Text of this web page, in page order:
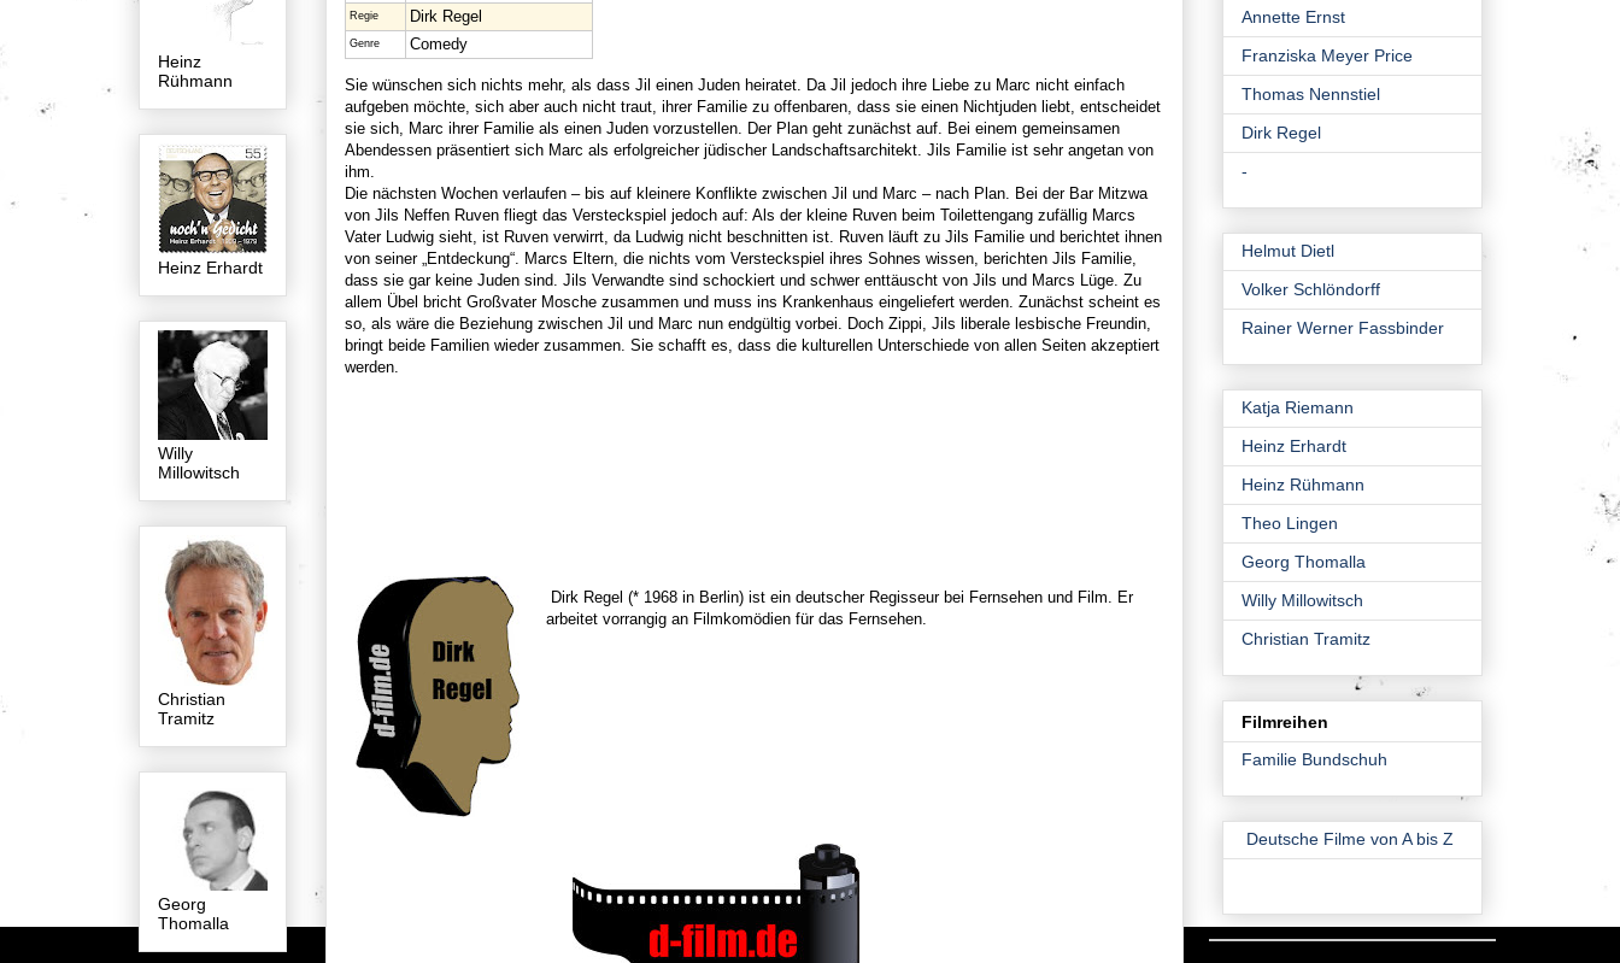
Regie Dirk Regel
Genre Comedy
Sie wünschen sich nichts mehr, als dass Jil einen Juden heiratet. Da Jil jedoch ihre Liebe zu Marc nicht einfach
aufgeben möchte, sich aber auch nicht traut, ihrer Familie zu offenbaren, dass sie einen Nichtjuden liebt, entscheidet
sie sich, Marc ihrer Familie als einen Juden vorzustellen. Der Plan geht zunächst auf. Bei einem gemeinsamen
Abendessen präsentiert sich Marc als erfolgreicher jüdischer Landschaftsarchitekt. Jils Familie ist sehr angetan von
ihm.
Die nächsten Wochen verlaufen – bis auf kleinere Konflikte zwischen Jil und Marc – nach Plan. Bei der Bar Mitzwa
von Jils Neffen Ruven fliegt das Versteckspiel jedoch auf: Als der kleine Ruven beim Toilettengang zufällig Marcs
Vater Ludwig sieht, ist Ruven verwirrt, da Ludwig nicht beschnitten ist. Ruven läuft zu Jils Familie und berichtet ihnen
von seiner „Entdeckung“. Marcs Eltern, die nichts vom Versteckspiel ihres Sohnes wissen, berichten Jils Familie,
dass sie gar keine Juden sind. Jils Verwandte sind schockiert und schwer enttäuscht von Jils und Marcs Lüge. Zu
allem Übel bricht Großvater Mosche zusammen und muss ins Krankenhaus eingeliefert werden. Zunächst scheint es
so, als wäre die Beziehung zwischen Jil und Marc nun endgültig vorbei. Doch Zippi, Jils liberale lesbische Freundin,
bringt beide Familien wieder zusammen. Sie schafft es, dass die kulturellen Unterschiede von allen Seiten akzeptiert
werden.
Dirk Regel (* 1968 in Berlin) ist ein deutscher Regisseur bei Fernsehen und Film. Er
arbeitet vorrangig an Filmkomödien für das Fernsehen.
Heinz
Rühmann
Heinz Erhardt
Willy
Millowitsch
Christian
Tramitz
Georg
Thomalla
Annette Ernst
Franziska Meyer Price
Thomas Nennstiel
Dirk Regel
-
Helmut Dietl
Volker Schlöndorff
Rainer Werner Fassbinder
Katja Riemann
Heinz Erhardt
Heinz Rühmann
Theo Lingen
Georg Thomalla
Willy Millowitsch
Christian Tramitz
Filmreihen
Familie Bundschuh
Deutsche Filme von A bis Z